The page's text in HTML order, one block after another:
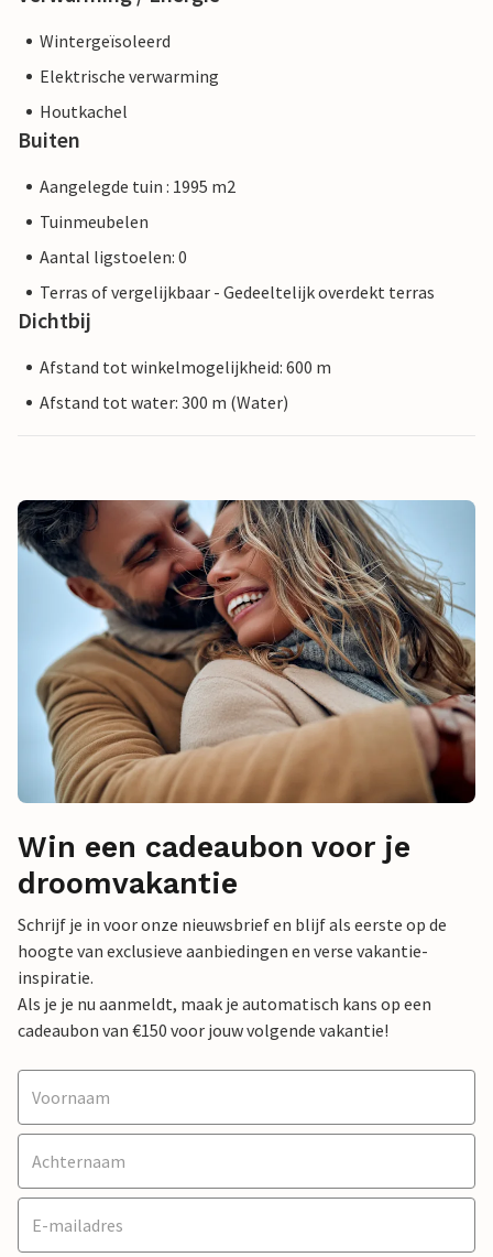
Wintergeïsoleerd
Elektrische verwarming
Houtkachel
Buiten
Aangelegde tuin : 1995 m2
Tuinmeubelen
Aantal ligstoelen: 0
Terras of vergelijkbaar - Gedeeltelijk overdekt terras
Dichtbij
Afstand tot winkelmogelijkheid: 600 m
Afstand tot water: 300 m (Water)
Win een cadeaubon voor je
droomvakantie
Schrijf je in voor onze nieuwsbrief en blijf als eerste op de
hoogte van exclusieve aanbiedingen en verse vakantie-
inspiratie.
Als je je nu aanmeldt, maak je automatisch kans op een
cadeaubon van €150 voor jouw volgende vakantie!